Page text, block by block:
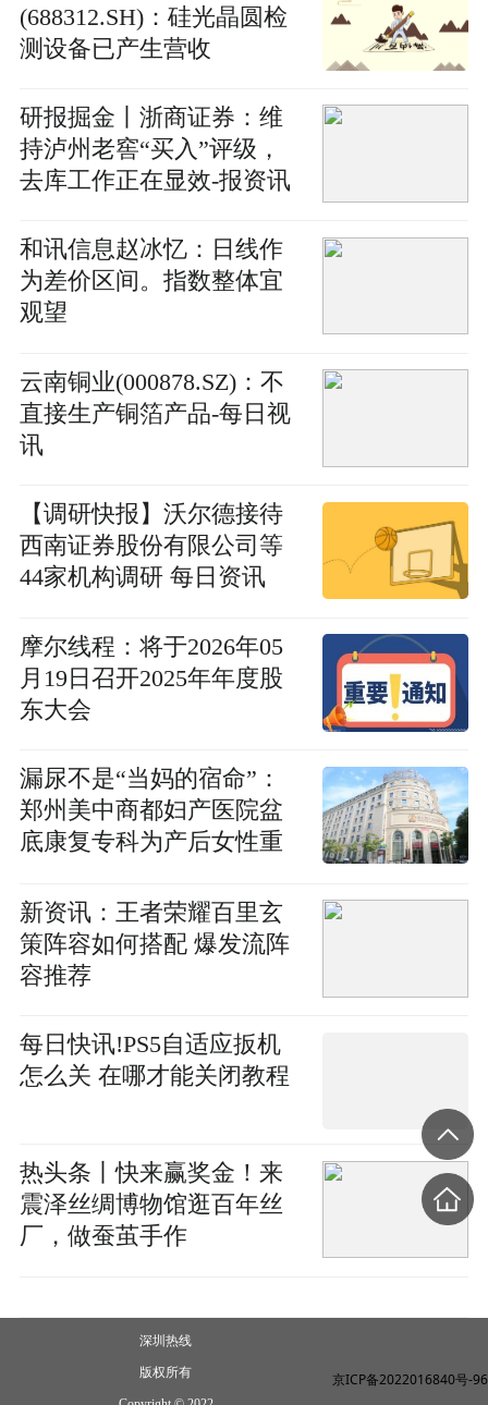
(688312.SH)：硅光晶圆检
测设备已产生营收
研报掘金丨浙商证券：维
持泸州老窖“买入”评级，
去库工作正在显效-报资讯
和讯信息赵冰忆：日线作
为差价区间。指数整体宜
观望
云南铜业(000878.SZ)：不
直接生产铜箔产品-每日视
讯
【调研快报】沃尔德接待
西南证券股份有限公司等
44家机构调研 每日资讯
摩尔线程：将于2026年05
月19日召开2025年年度股
东大会
漏尿不是“当妈的宿命”：
郑州美中商都妇产医院盆
底康复专科为产后女性重
新资讯：王者荣耀百里玄
策阵容如何搭配 爆发流阵
容推荐
每日快讯!PS5自适应扳机
怎么关 在哪才能关闭教程
热头条丨快来赢奖金！来
震泽丝绸博物馆逛百年丝
厂，做蚕茧手作
深圳热线
版权所有 京ICP备2022016840号-96